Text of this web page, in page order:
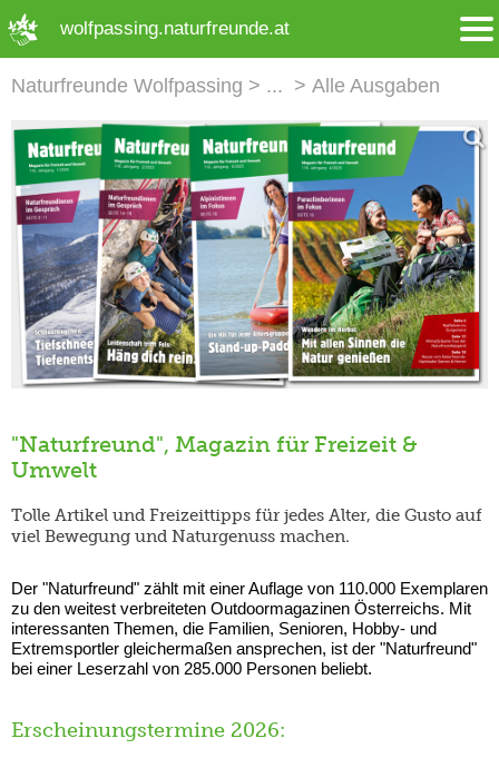
wolfpassing.naturfreunde.at
Naturfreunde Wolfpassing Alle Ausgaben
"Naturfreund", Magazin für Freizeit &
Umwelt
Tolle Artikel und Freizeittipps für jedes Alter, die Gusto auf
viel Bewegung und Naturgenuss machen.
Der "Naturfreund" zählt mit einer Auflage von 110.000 Exemplaren
zu den weitest verbreiteten Outdoormagazinen Österreichs. Mit
interessanten Themen, die Familien, Senioren, Hobby- und
Extremsportler gleichermaßen ansprechen, ist der "Naturfreund"
bei einer Leserzahl von 285.000 Personen beliebt.
Erscheinungstermine 2026: